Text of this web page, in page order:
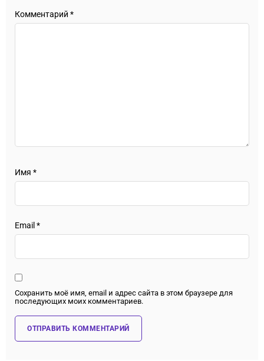
Комментарий *
Имя *
Email*
Сохранить моё имя, email и адрес сайта в этом браузере для
последующих моих комментариев.